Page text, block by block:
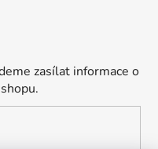
zasílat informace o